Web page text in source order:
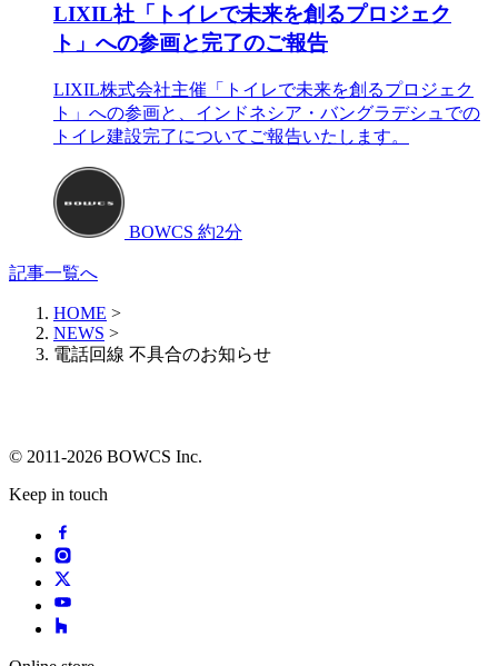
LIXIL社「トイレで未来を創るプロジェク
ト」への参画と完了のご報告
LIXIL株式会社主催「トイレで未来を創るプロジェク
ト」への参画と、インドネシア・バングラデシュでの
トイレ建設完了についてご報告いたします。
BOWCS 約2分
記事一覧へ
HOME >
NEWS >
電話回線 不具合のお知らせ
© 2011-2026 BOWCS Inc.
Keep in touch